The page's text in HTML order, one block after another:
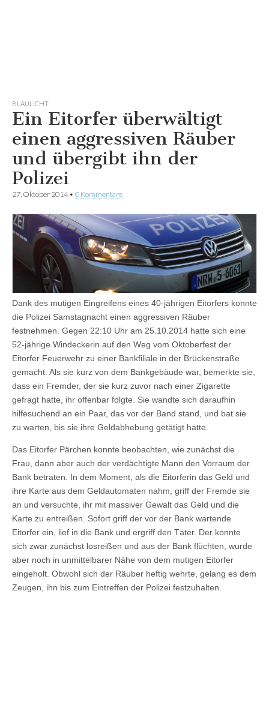
BLAULICHT
Ein Eitorfer überwältigt
einen aggressiven Räuber
und übergibt ihn der
Polizei
27. Oktober 2014• 0 Kommentare
Dank des mutigen Eingreifens eines 40-jährigen Eitorfers konnte
die Polizei Samstagnacht einen aggressiven Räuber
festnehmen. Gegen 22:10 Uhr am 25.10.2014 hatte sich eine
52-jährige Windeckerin auf den Weg vom Oktoberfest der
Eitorfer Feuerwehr zu einer Bankfiliale in der Brückenstraße
gemacht. Als sie kurz von dem Bankgebäude war, bemerkte sie,
dass ein Fremder, der sie kurz zuvor nach einer Zigarette
gefragt hatte, ihr offenbar folgte. Sie wandte sich daraufhin
hilfesuchend an ein Paar, das vor der Band stand, und bat sie
zu warten, bis sie ihre Geldabhebung getätigt hätte.
Das Eitorfer Pärchen konnte beobachten, wie zunächst die
Frau, dann aber auch der verdächtigte Mann den Vorraum der
Bank betraten. In dem Moment, als die Eitorferin das Geld und
ihre Karte aus dem Geldautomaten nahm, griff der Fremde sie
an und versuchte, ihr mit massiver Gewalt das Geld und die
Karte zu entreißen. Sofort griff der vor der Bank wartende
Eitorfer ein, lief in die Bank und ergriff den Täter. Der konnte
sich zwar zunächst losreißen und aus der Bank flüchten, wurde
aber noch in unmittelbarer Nähe von dem mutigen Eitorfer
eingeholt. Obwohl sich der Räuber heftig wehrte, gelang es dem
Zeugen, ihn bis zum Eintreffen der Polizei festzuhalten.